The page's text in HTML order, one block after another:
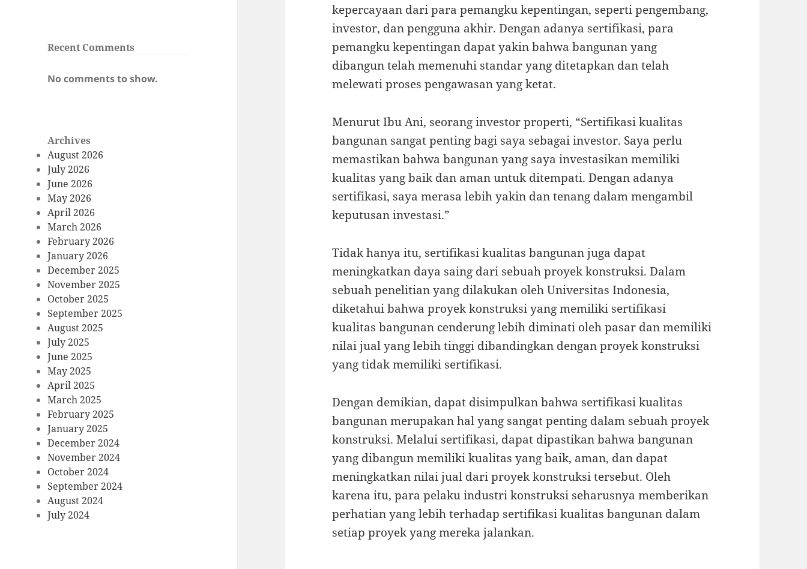
Recent Comments
No comments to show.
Archives
August 2026
July 2026
June 2026
May 2026
April 2026
March 2026
February 2026
January 2026
December 2025
November 2025
October 2025
September 2025
August 2025
July 2025
June 2025
May 2025
April 2025
March 2025
February 2025
January 2025
December 2024
November 2024
October 2024
September 2024
August 2024
July 2024
kepercayaan dari para pemangku kepentingan, seperti pengembang,
investor, dan pengguna akhir. Dengan adanya sertifikasi, para
pemangku kepentingan dapat yakin bahwa bangunan yang
dibangun telah memenuhi standar yang ditetapkan dan telah
melewati proses pengawasan yang ketat.
Menurut Ibu Ani, seorang investor properti, “Sertifikasi kualitas
bangunan sangat penting bagi saya sebagai investor. Saya perlu
memastikan bahwa bangunan yang saya investasikan memiliki
kualitas yang baik dan aman untuk ditempati. Dengan adanya
sertifikasi, saya merasa lebih yakin dan tenang dalam mengambil
keputusan investasi.”
Tidak hanya itu, sertifikasi kualitas bangunan juga dapat
meningkatkan daya saing dari sebuah proyek konstruksi. Dalam
sebuah penelitian yang dilakukan oleh Universitas Indonesia,
diketahui bahwa proyek konstruksi yang memiliki sertifikasi
kualitas bangunan cenderung lebih diminati oleh pasar dan memiliki
nilai jual yang lebih tinggi dibandingkan dengan proyek konstruksi
yang tidak memiliki sertifikasi.
Dengan demikian, dapat disimpulkan bahwa sertifikasi kualitas
bangunan merupakan hal yang sangat penting dalam sebuah proyek
konstruksi. Melalui sertifikasi, dapat dipastikan bahwa bangunan
yang dibangun memiliki kualitas yang baik, aman, dan dapat
meningkatkan nilai jual dari proyek konstruksi tersebut. Oleh
karena itu, para pelaku industri konstruksi seharusnya memberikan
perhatian yang lebih terhadap sertifikasi kualitas bangunan dalam
setiap proyek yang mereka jalankan.